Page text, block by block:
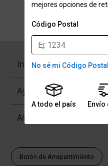
mejores opciones de
Código Postal
No sé mi Código Postal
A todo el país
Institucional
Ayuda
Atención al Cliente
Botón de Arrepentimiento